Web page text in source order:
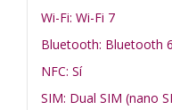
Wi-Fi: Wi-Fi 7
Bluetooth: Bluetooth
NFC: Sí
SIM: Dual SIM (nano